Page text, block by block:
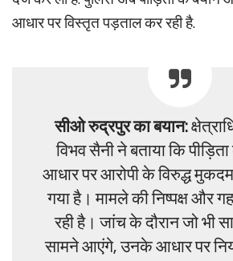
आधार पर विस्तृत पड़ताल कर रही है.
सीओ रुद्रपुर का बयान:
विभव सैनी ने बताया कि
आधार पर आरोपी के विरुद्ध
गया है। मामले की निष्पक्ष और
रही है। जांच के दौरान जो भी
सामने आएंगे, उनके आधार पर